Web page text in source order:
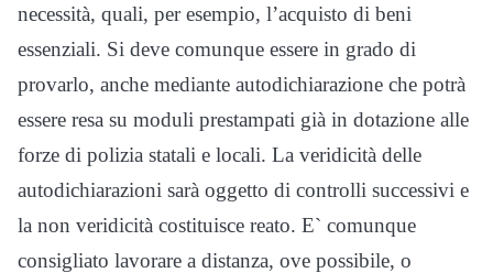
necessità, quali, per esempio, l’acquisto di beni
essenziali. Si deve comunque essere in grado di
provarlo, anche mediante autodichiarazione che potrà
essere resa su moduli prestampati già in dotazione alle
forze di polizia statali e locali. La veridicità delle
autodichiarazioni sarà oggetto di controlli successivi e
la non veridicità costituisce reato. E` comunque
consigliato lavorare a distanza, ove possibile, o